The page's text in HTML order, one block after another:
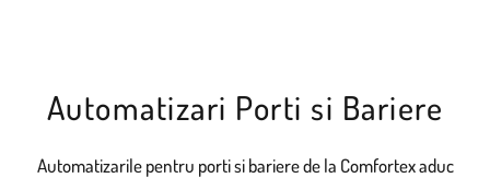
Automatizari Porti si Bariere
Automatizarile pentru porti si bariere de la Comfortex aduc